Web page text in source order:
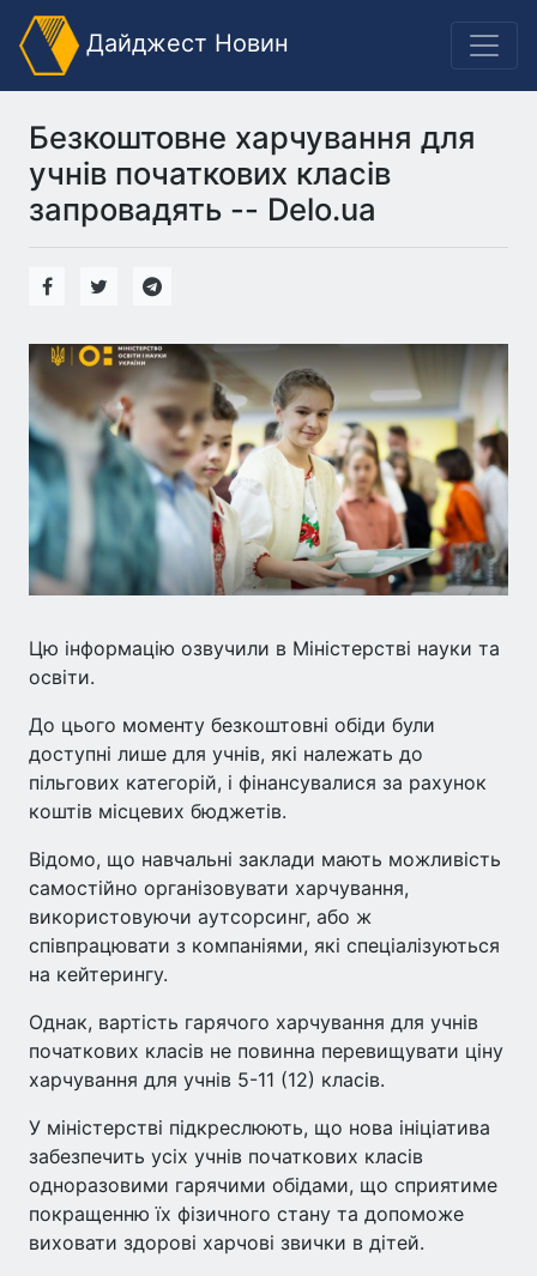
Дайджест Новин
Безкоштовне харчування для
учнів початкових класів
запровадять -- Delo.ua
Цю інформацію озвучили в Міністерстві науки та
освіти.
До цього моменту безкоштовні обіди були
доступні лише для учнів, які належать до
пільгових категорій, і фінансувалися за рахунок
коштів місцевих бюджетів.
Відомо, що навчальні заклади мають можливість
самостійно організовувати харчування,
використовуючи аутсорсинг, або ж
співпрацювати з компаніями, які спеціалізуються
на кейтерингу.
Однак, вартість гарячого харчування для учнів
початкових класів не повинна перевищувати ціну
харчування для учнів 5-11 (12) класів.
У міністерстві підкреслюють, що нова ініціатива
забезпечить усіх учнів початкових класів
одноразовими гарячими обідами, що сприятиме
покращенню їх фізичного стану та допоможе
виховати здорові харчові звички в дітей.